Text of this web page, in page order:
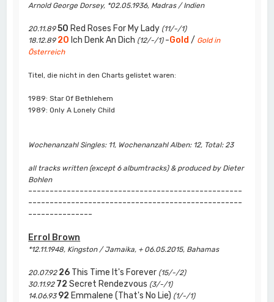
Arnold George Dorsey, *02.05.1936, Madras / Indien
20.11.89 50 Red Roses For My Lady (11/-/1)
18.12.89 20 Ich Denk An Dich (12/-/1)-Gold / Gold in
Österreich
Titel, die nicht in den Charts gelistet waren:
1989: Star Of Bethlehem
1989: Only A Lonely Child
Wochenanzahl Singles: 11, Wochenanzahl Alben: 12, Total: 23
all tracks written (except 6 albumtracks) & produced by Dieter
Bohlen
--------------------------------------------------
--------------------------------------------------
---------------
Errol Brown
*12.11.1948, Kingston / Jamaika, + 06.05.2015, Bahamas
20.07.92 26 This Time It's Forever (15/-/2)
30.11.92 72 Secret Rendezvous (3/-/1)
14.06.93 92 Emmalene (That's No Lie) (1/-/1)